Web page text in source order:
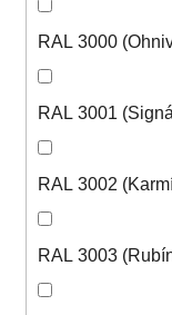
RAL 3000
RAL 3001
RAL 3002
RAL 3003